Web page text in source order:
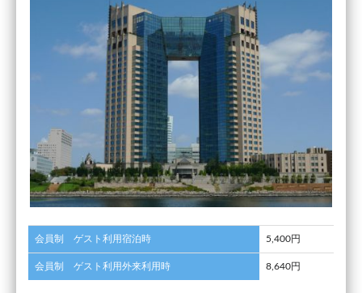
会員制 ゲスト利用宿泊時 5,400円
会員制 ゲスト利用外来利用時 8,640円